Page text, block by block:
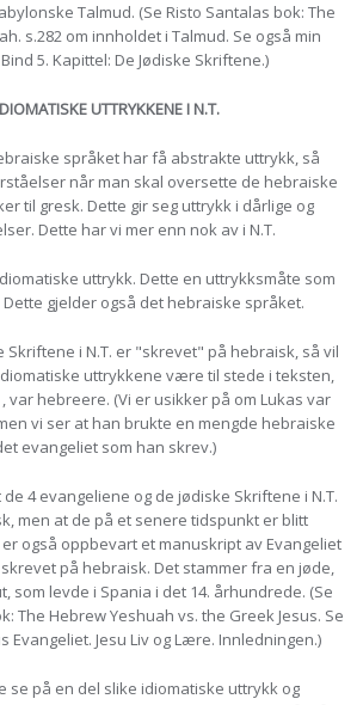
Talmud. (Se Risto Santalas bok: The
s.282 om innholdet i Talmud. Se også min
5. Kapittel: De Jødiske Skriftene.)
UTTRYKKENE I N.T.
språket har få abstrakte uttrykk, så
når man skal oversette de hebraiske
til gresk. Dette gir seg uttrykk i dårlige og
Dette har vi mer enn nok av i N.T.
uttrykk. Dette en uttrykksmåte som
gjelder også det hebraiske språket.
i N.T. er "skrevet" på hebraisk, så vil
uttrykkene være til stede i teksten,
var hebreere. (Vi er usikker på om Lukas var
vi ser at han brukte en mengde hebraiske
evangeliet som han skrev.)
4 evangeliene og de jødiske Skriftene i N.T.
men at de på et senere tidspunkt er blitt
også oppbevart et manuskript av Evangeliet
på hebraisk. Det stammer fra en jøde,
som levde i Spania i det 14. århundrede. (Se
The Hebrew Yeshuah vs. the Greek Jesus. Se
Evangeliet. Jesu Liv og Lære. Innledningen.)
se på en del slike idiomatiske uttrykk og